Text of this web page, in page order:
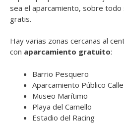
sea el aparcamiento, sobre
gratis.
Hay varias zonas cercanas al
con aparcamiento gratuito:
Barrio Pesquero
Aparcamiento Público
Museo Marítimo
Playa del Camello
Estadio del Racing